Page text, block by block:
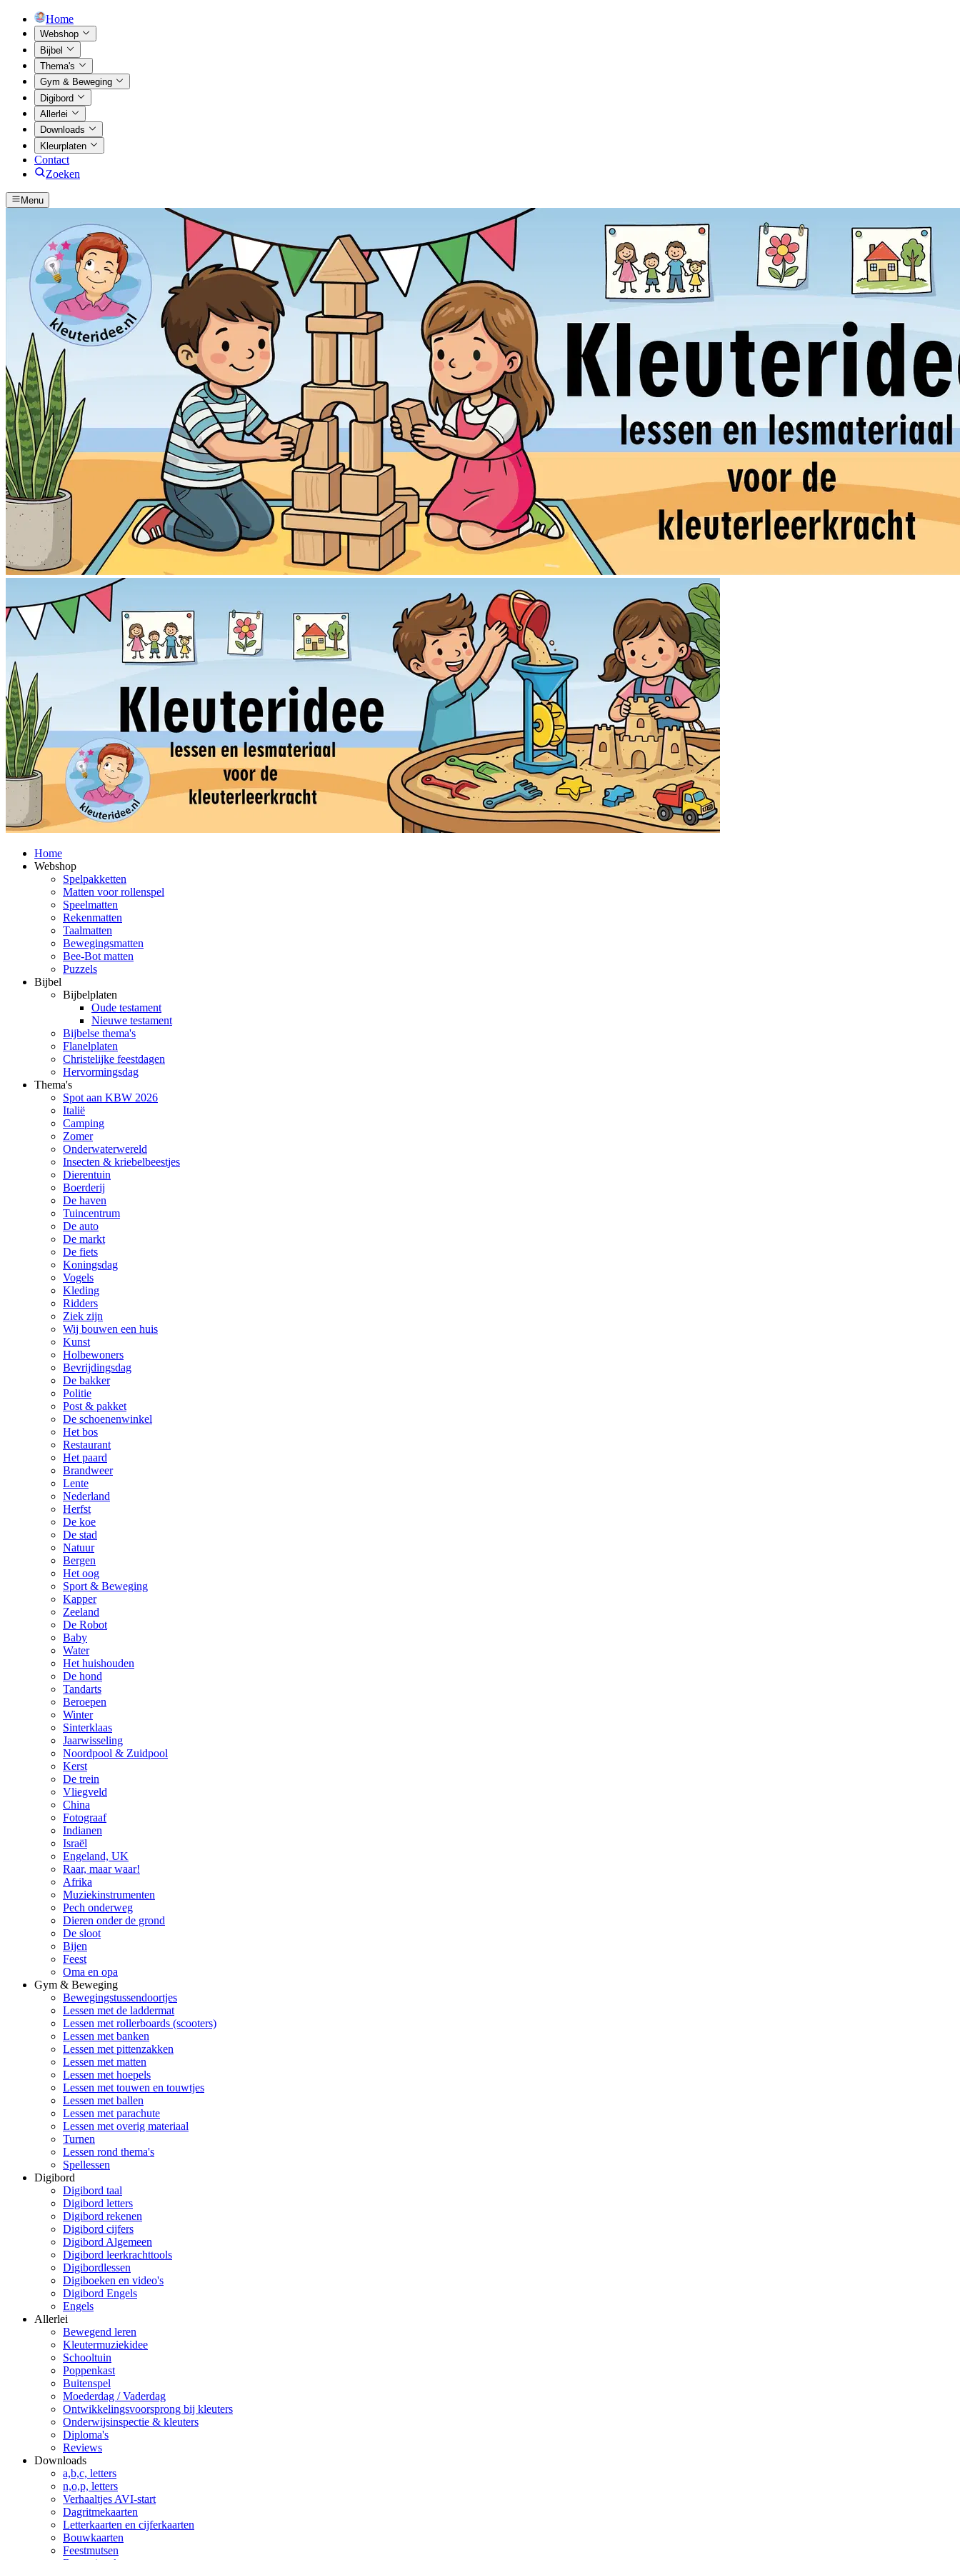
Home
Webshop
Bijbel
Thema's
Gym & Beweging
Digibord
Allerlei
Downloads
Kleurplaten
Contact
Zoeken
Menu
Home
Webshop
Spelpakketten
Matten voor rollenspel
Speelmatten
Rekenmatten
Taalmatten
Bewegingsmatten
Bee-Bot matten
Puzzels
Bijbel
Bijbelplaten
Oude testament
Nieuwe testament
Bijbelse thema's
Flanelplaten
Christelijke feestdagen
Hervormingsdag
Thema's
Spot aan KBW 2026
Italië
Camping
Zomer
Onderwaterwereld
Insecten & kriebelbeestjes
Dierentuin
Boerderij
De haven
Tuincentrum
De auto
De markt
De fiets
Koningsdag
Vogels
Kleding
Ridders
Ziek zijn
Wij bouwen een huis
Kunst
Holbewoners
Bevrijdingsdag
De bakker
Politie
Post & pakket
De schoenenwinkel
Het bos
Restaurant
Het paard
Brandweer
Lente
Nederland
Herfst
De koe
De stad
Natuur
Bergen
Het oog
Sport & Beweging
Kapper
Zeeland
De Robot
Baby
Water
Het huishouden
De hond
Tandarts
Beroepen
Winter
Sinterklaas
Jaarwisseling
Noordpool & Zuidpool
Kerst
De trein
Vliegveld
China
Fotograaf
Indianen
Israël
Engeland, UK
Raar, maar waar!
Afrika
Muziekinstrumenten
Pech onderweg
Dieren onder de grond
De sloot
Bijen
Feest
Oma en opa
Gym & Beweging
Bewegingstussendoortjes
Lessen met de laddermat
Lessen met rollerboards (scooters)
Lessen met banken
Lessen met pittenzakken
Lessen met matten
Lessen met hoepels
Lessen met touwen en touwtjes
Lessen met ballen
Lessen met parachute
Lessen met overig materiaal
Turnen
Lessen rond thema's
Spellessen
Digibord
Digibord taal
Digibord letters
Digibord rekenen
Digibord cijfers
Digibord Algemeen
Digibord leerkrachttools
Digibordlessen
Digiboeken en video's
Digibord Engels
Engels
Allerlei
Bewegend leren
Kleutermuziekidee
Schooltuin
Poppenkast
Buitenspel
Moederdag / Vaderdag
Ontwikkelingsvoorsprong bij kleuters
Onderwijsinspectie & kleuters
Diploma's
Reviews
Downloads
a,b,c, letters
n,o,p, letters
Verhaaltjes AVI-start
Dagritmekaarten
Letterkaarten en cijferkaarten
Bouwkaarten
Feestmutsen